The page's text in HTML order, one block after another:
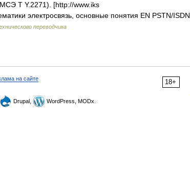
Т Y.2271). [http://www.iks
электросвязь, основные понятия EN PSTN/ISDN
переводчика
18+
на сайте
Drupal, WordPress, MODx.